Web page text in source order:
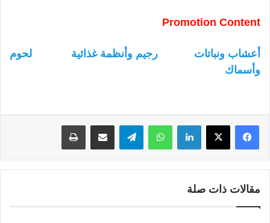
Promotion Content
أعشاب ونباتات رجيم وأنظمة غذائية
لحوم
وأسماك
لينكدإن واتساب
مقالات ذات صلة